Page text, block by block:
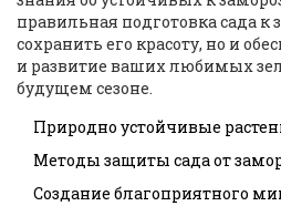
правильная подготовка сада к
сохранить его красоту, но и
и развитие ваших любимых
будущем сезоне.
Природно устойчивые
Методы защиты сада от
Создание благоприятного